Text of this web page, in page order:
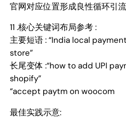
官网对应位置形成良性循环引
11 .核心关键词布局参考 :
主要短语 : “India local
store”
长尾变体 :“how to add UPI
shopify”
“accept paytm on woocom
最佳实践示意: